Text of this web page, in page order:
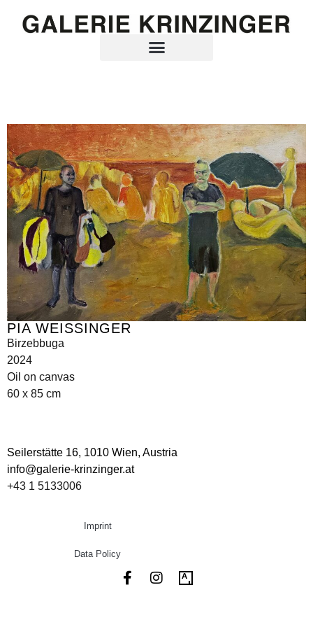
PIA WEISSINGER
Birzebbuga
2024
Oil on canvas
60 x 85 cm
Seilerstätte 16, 1010 Wien, Austria
info@galerie-krinzinger.at
+43 1 5133006
Imprint
Data Policy